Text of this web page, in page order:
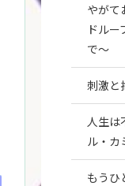
やがて
ドル
で～
刺激と
人生は
ル・カ
もうひ